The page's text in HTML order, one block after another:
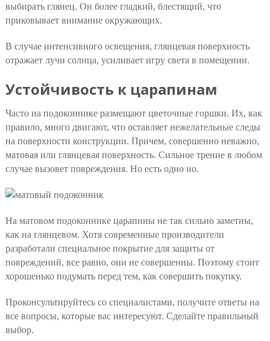
выбирать глянец. Он более гладкий, блестящий, что
приковывает внимание окружающих.
В случае интенсивного освещения, глянцевая поверхность
отражает лучи солнца, усиливает игру света в помещении.
Устойчивость к царапинам
Часто на подоконнике размещают цветочные горшки. Их, как
правило, много двигают, что оставляет нежелательные следы
на поверхности конструкции. Причем, совершенно неважно,
матовая или глянцевая поверхность. Сильное трение в любом
случае вызовет повреждения. Но есть одно но.
На матовом подоконнике царапины не так сильно заметны,
как на глянцевом. Хотя современные производители
разработали специальное покрытие для защиты от
повреждений, все равно, они не совершенны. Поэтому стоит
хорошенько подумать перед тем, как совершить покупку.
Проконсультируйтесь со специалистами, получите ответы на
все вопросы, которые вас интересуют. Сделайте правильный
выбор.